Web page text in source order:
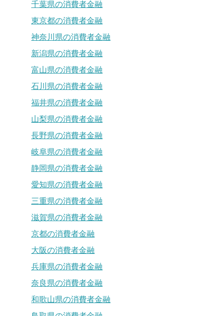
千葉県の消費者金融
東京都の消費者金融
神奈川県の消費者金融
新潟県の消費者金融
富山県の消費者金融
石川県の消費者金融
福井県の消費者金融
山梨県の消費者金融
長野県の消費者金融
岐阜県の消費者金融
静岡県の消費者金融
愛知県の消費者金融
三重県の消費者金融
滋賀県の消費者金融
京都の消費者金融
大阪の消費者金融
兵庫県の消費者金融
奈良県の消費者金融
和歌山県の消費者金融